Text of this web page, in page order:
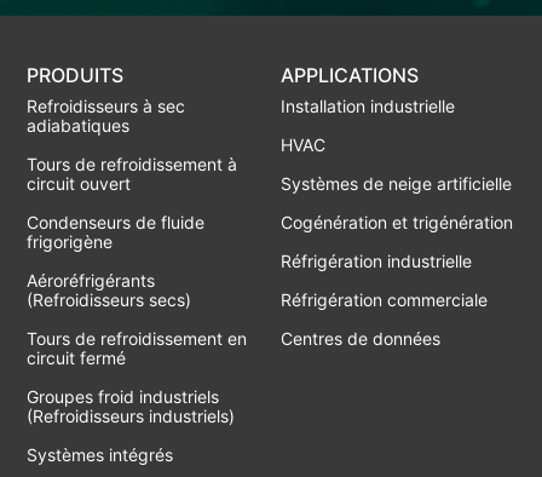
PRODUITS
Refroidisseurs à sec
adiabatiques
Tours de refroidissement à
circuit ouvert
Condenseurs de fluide
frigorigène
Aéroréfrigérants
(Refroidisseurs secs)
Tours de refroidissement en
circuit fermé
Groupes froid industriels
(Refroidisseurs industriels)
Systèmes intégrés
APPLICATIONS
Installation industrielle
HVAC
Systèmes de neige artificielle
Cogénération et trigénération
Réfrigération industrielle
Réfrigération commerciale
Centres de données